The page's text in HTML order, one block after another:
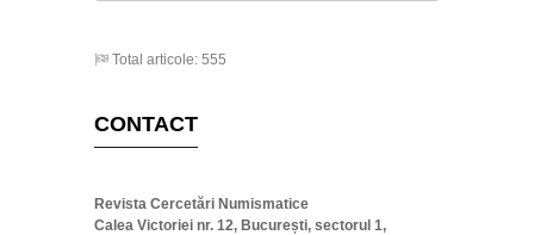
Total articole: 555
CONTACT
Revista Cercetări Numismatice
Calea Victoriei nr. 12, București, sectorul 1,